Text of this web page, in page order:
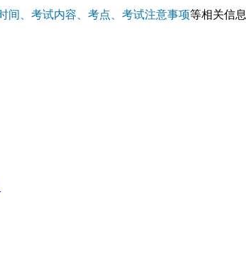
间、考试内容、考点、考试注意事项等相关信